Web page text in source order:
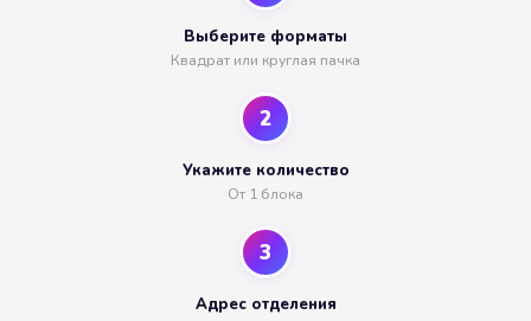
Выберите форматы
Квадрат или круглая пачка
2
Укажите количество
От 1 блока
3
Адрес отделения